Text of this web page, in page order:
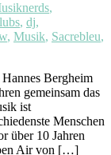
,
, dj,
, Musik, Sacrebleu,
Bergheim
gemeinsam das
ist
Menschen
über 10 Jahren
Air von […]